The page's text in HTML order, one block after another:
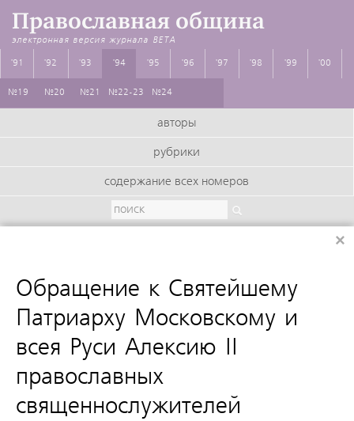
Православная община
электронная версия журнала BETA
'91 '92 '93 '94
№19 №20 №21 №22-23 №24
'95 '96 '97 '98 '99 '00
авторы
рубрики
содержание всех номеров
Обращение к Святейшему
Патриарху Московскому и
всея Руси Алексию II
православных
священнослужителей
×